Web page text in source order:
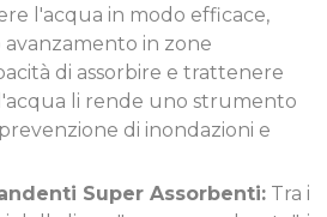
l'acqua in modo efficace,
in zone
di assorbire e trattenere
li rende uno strumento
di inondazioni e
Super Assorbenti: Tra i